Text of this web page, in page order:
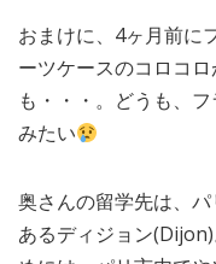
おまけに、4ヶ月前に
ーツケースのコロコ
も・・・。どうも、
みたい
奥さんの留学先は、
あるディジョン